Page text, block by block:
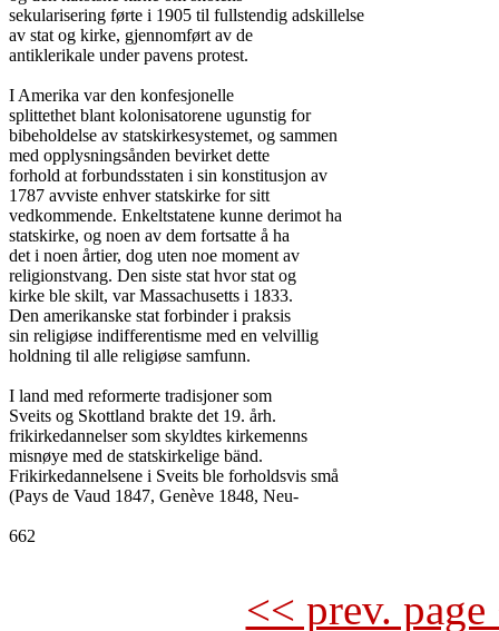
sekularisering førte i 1905 til fullstendig adskillelse
av stat og kirke, gjennomført av de
antiklerikale under pavens protest.
I Amerika var den konfesjonelle
splittethet blant kolonisatorene ugunstig for
bibeholdelse av statskirkesystemet, og sammen
med opplysningsånden bevirket dette
forhold at forbundsstaten i sin konstitusjon av
1787 avviste enhver statskirke for sitt
vedkommende. Enkeltstatene kunne derimot ha
statskirke, og noen av dem fortsatte å ha
det i noen årtier, dog uten noe moment av
religionstvang. Den siste stat hvor stat og
kirke ble skilt, var Massachusetts i 1833.
Den amerikanske stat forbinder i praksis
sin religiøse indifferentisme med en velvillig
holdning til alle religiøse samfunn.
I land med reformerte tradisjoner som
Sveits og Skottland brakte det 19. årh.
frikirkedannelser som skyldtes kirkemenns
misnøye med de statskirkelige bänd.
Frikirkedannelsene i Sveits ble forholdsvis små
(Pays de Vaud 1847, Genève 1848, Neu-
662
<< prev.